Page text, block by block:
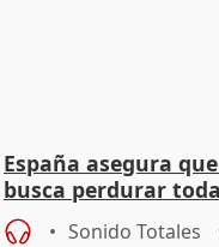
España asegura
busca perdurar
Sonido Totales